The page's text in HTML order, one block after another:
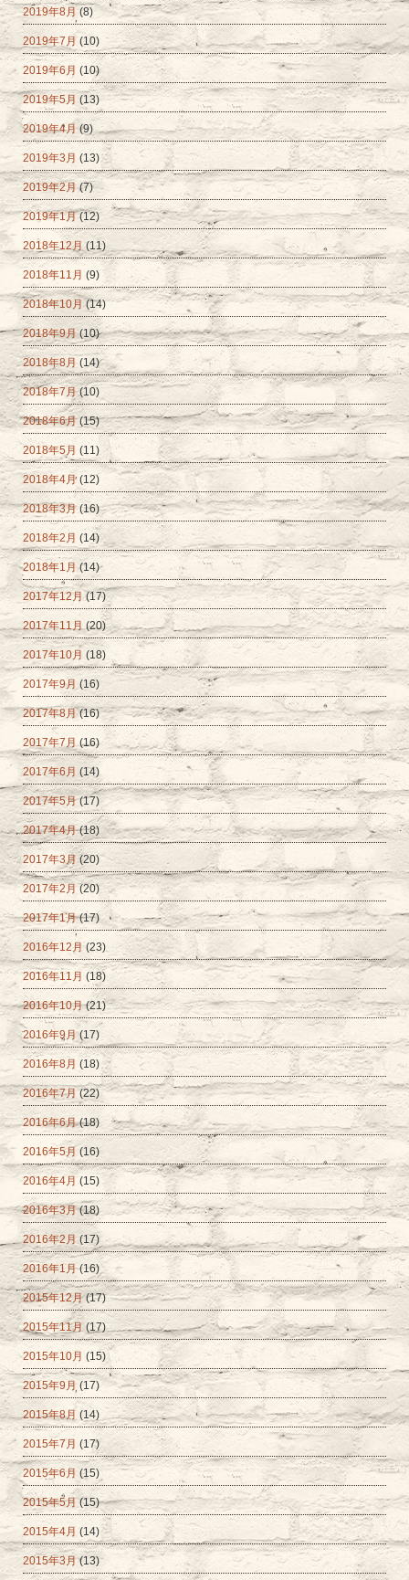
2019年8月 (8)
2019年7月 (10)
2019年6月 (10)
2019年5月 (13)
2019年4月(9)
2019年3月 (13)
2019年2月 (7)
2019年1月(12)
2018年12月 (11)
2018年11月 (9)
2018年10月 (14)
2018年9月(10)
2018年8月 (14)
2018年7月(10)
2018年6月(15)
2018年5月 (11)
2018年4月 (12)
2018年3月(16)
2018年2月 (14)
2018年1月(14)
2017年12月(17)
2017年11月(20)
2017年10月 (18)
2017年9月 (16)
2017年8月 (16)
2017年7月(16)
2017年6月 (14)
2017年5月(17)
2017年4月(18)
2017年3月(20)
2017年2月 (20)
2017年1月(17)
2016年12月 (23)
2016年11月 (18)
2016年10月(21)
2016年9月(17)
2016年8月 (18)
2016年7月 (22)
2016年6月(18)
2016年5月 (16)
2016年4月 (15)
2016年3月(18)
2016年2月(17)
2016年1月(16)
2015年12月(17)
2015年11月 (17)
2015年10月 (15)
2015年9月 (17)
2015年8月 (14)
2015年7月 (17)
2015年6月 (15)
2015年5月(15)
2015年4月 (14)
2015年3月 (13)